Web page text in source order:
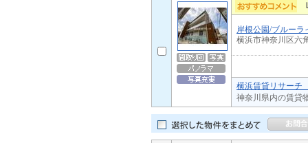
岸根公園/ブルー
横浜市神奈川区六
横浜賃貸リサーチ
神奈川県内の賃貸